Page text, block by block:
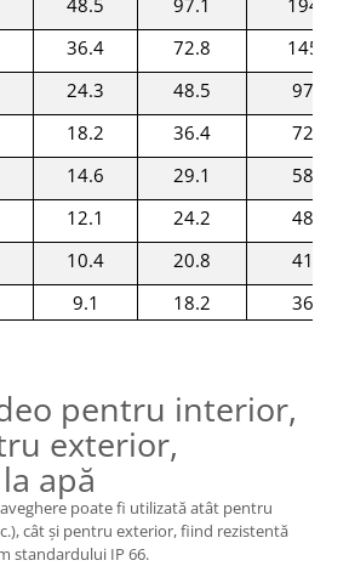
48.5 97.1
194.2
36.4 72.8
145.6
24.3 48.5
97.1
18.2 36.4
72.8
14.6 29.1
58.3
12.1 24.2
48.5
10.4 20.8
41.6
9.1 18.2 36.4
pentru interior,
exterior,
apă
poate fi utilizată atât pentru
cât și pentru exterior, fiind rezistentă
standardului IP 66.